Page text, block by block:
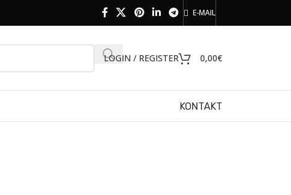
E-MAIL
LOGIN / REGISTER 0,00€
KONTAKT